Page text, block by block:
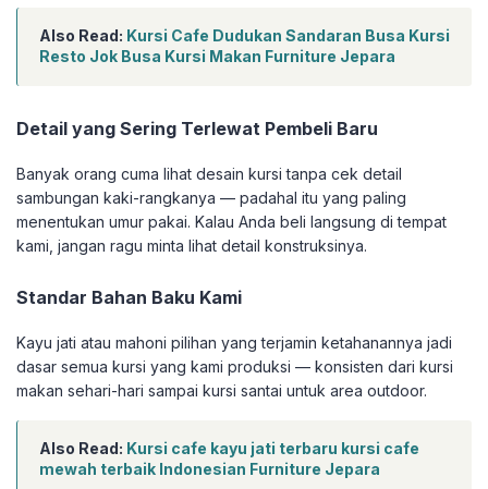
Also Read: Kursi Cafe Dudukan Sandaran Busa Kursi
Resto Jok Busa Kursi Makan Furniture Jepara
Detail yang Sering Terlewat Pembeli Baru
Banyak orang cuma lihat desain kursi tanpa cek detail
sambungan kaki-rangkanya — padahal itu yang paling
menentukan umur pakai. Kalau Anda beli langsung di tempat
kami, jangan ragu minta lihat detail konstruksinya.
Standar Bahan Baku Kami
Kayu jati atau mahoni pilihan yang terjamin ketahanannya jadi
dasar semua kursi yang kami produksi — konsisten dari kursi
makan sehari-hari sampai kursi santai untuk area outdoor.
Also Read: Kursi cafe kayu jati terbaru kursi cafe
mewah terbaik Indonesian Furniture Jepara